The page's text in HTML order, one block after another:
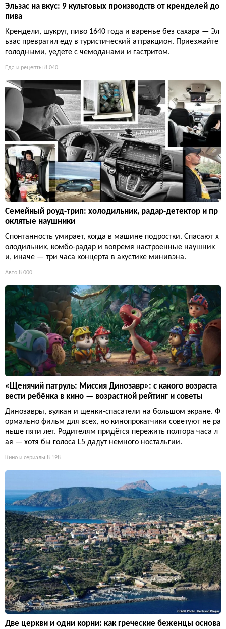
Эльзас на вкус: 9 культовых производств от кренделей до
пива
Крендели, шукрут, пиво 1640 года и варенье без сахара — Эл
ьзас превратил еду в туристический аттракцион. Приезжайте
голодными, уедете с чемоданами и гастритом.
Еда и рецепты 8 040
Семейный роуд-трип: холодильник, радар-детектор и пр
оклятые наушники
Спонтанность умирает, когда в машине подростки. Спасают х
олодильник, комбо-радар и вовремя настроенные наушник
и, иначе — три часа концерта в акустике минивэна.
Авто 8 000
«Щенячий патруль: Миссия Динозавр»: с какого возраста
вести ребёнка в кино — возрастной рейтинг и советы
Динозавры, вулкан и щенки-спасатели на большом экране. Ф
ормально фильм для всех, но кинопрокатчики советуют не ра
ньше пяти лет. Родителям придётся пережить полтора часа л
ая — хотя бы голоса L5 дадут немного ностальгии.
Кино и сериалы 8 198
Две церкви и одни корни: как греческие беженцы основа